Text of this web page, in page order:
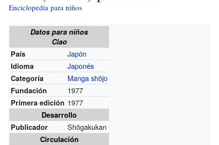
Enciclopedia para niños
Datos para niños
Ciao
País
Japón
Idioma Japonés
Categoría Mangashōjo
Fundación 1977
Primera edición 1977
Desarrollo
Publicador
Shōgakukan
Circulación